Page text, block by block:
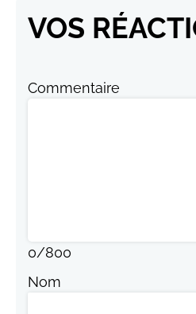
VOS
Commentaire
0/800
Nom